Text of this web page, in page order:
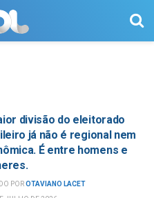
divisão do eleitorado
já não é regional nem
É entre homens e
POROTAVIANO LACET